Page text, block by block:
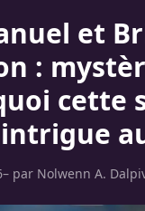
et
:
cette
– par Nolwenn A.